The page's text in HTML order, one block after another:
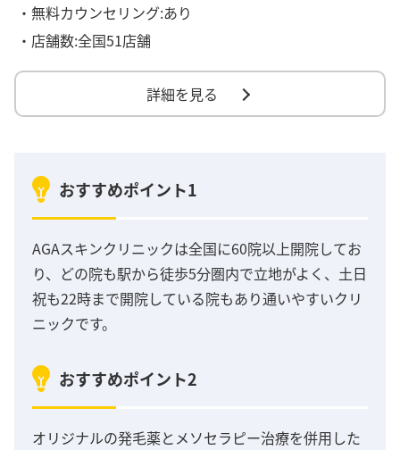
・無料カウンセリング:あり
・店舗数:全国51店舗
詳細を見る
おすすめポイント1
AGAスキンクリニックは全国に60院以上開院してお
り、どの院も駅から徒歩5分圏内で立地がよく、土日
祝も22時まで開院している院もあり通いやすいクリ
ニックです。
おすすめポイント2
オリジナルの発毛薬とメソセラピー治療を併用した